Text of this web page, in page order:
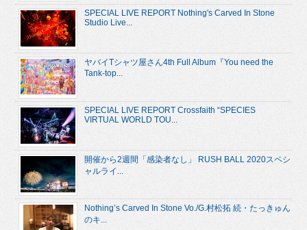
SPECIAL LIVE REPORT Nothing's Carved In Stone
Studio Live...
ヤバイTシャツ屋さん4th Full Album『You need the
Tank-top...
SPECIAL LIVE REPORT Crossfaith “SPECIES
VIRTUAL WORLD TOU...
開催から2週間「感染者なし」 RUSH BALL 2020スペシ
ャルライ...
Nothing’s Carved In Stone Vo./G.村松拓 続・たっきゅん
のキ...